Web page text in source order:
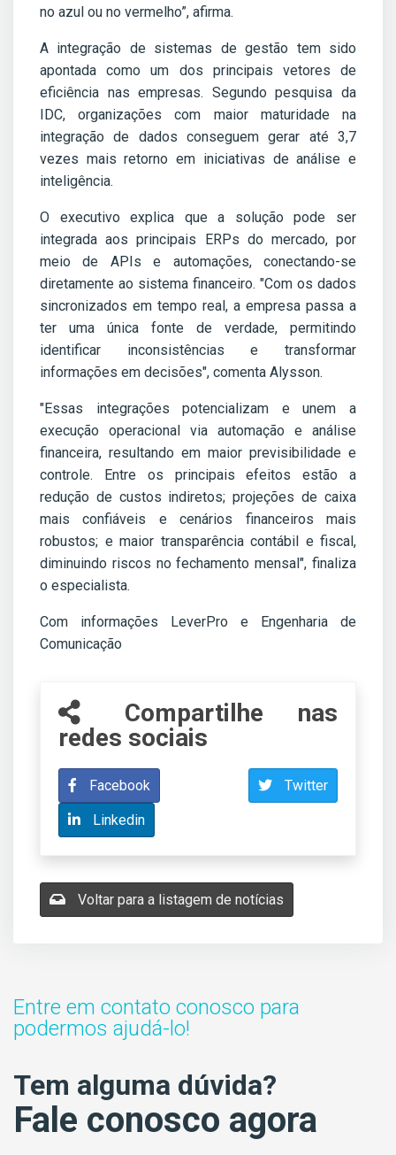
no azul ou no vermelho”, afirma.
A integração de sistemas de gestão tem sido
apontada como um dos principais vetores de
eficiência nas empresas. Segundo pesquisa da
IDC, organizações com maior maturidade na
integração de dados conseguem gerar até 3,7
vezes mais retorno em iniciativas de análise e
inteligência.
O executivo explica que a solução pode ser
integrada aos principais ERPs do mercado, por
meio de APIs e automações, conectando-se
diretamente ao sistema financeiro. "Com os dados
sincronizados em tempo real, a empresa passa a
ter uma única fonte de verdade, permitindo
identificar inconsistências e transformar
informações em decisões", comenta Alysson.
"Essas integrações potencializam e unem a
execução operacional via automação e análise
financeira, resultando em maior previsibilidade e
controle. Entre os principais efeitos estão a
redução de custos indiretos; projeções de caixa
mais confiáveis e cenários financeiros mais
robustos; e maior transparência contábil e fiscal,
diminuindo riscos no fechamento mensal", finaliza
o especialista.
Com informações LeverPro e Engenharia de
Comunicação
Compartilhe nas
redes sociais
Facebook Twitter
Linkedin
Voltar para a listagem de notícias
Entre em contato conosco para
podermos ajudá-lo!
Tem alguma dúvida?
Fale conosco agora